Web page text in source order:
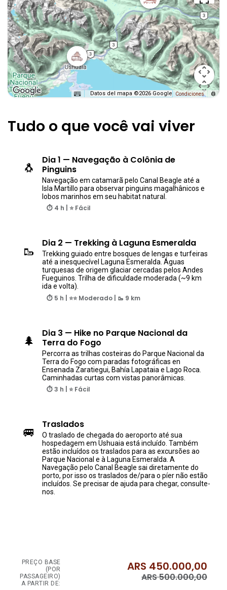
Datos del mapa ©2026 Google Condiciones
Tudo o que você vai viver
🐧
Dia 1 — Navegação à Colônia de
Pinguins
Navegação em catamarã pelo Canal Beagle até a
Isla Martillo para observar pinguins magalhânicos e
lobos marinhos em seu habitat natural.
⏱ 4 h | ⭐ Fácil
🥾
Dia 2 — Trekking à Laguna Esmeralda
Trekking guiado entre bosques de lengas e turfeiras
até a inesquecível Laguna Esmeralda. Águas
turquesas de origem glaciar cercadas pelos Andes
Fueguinos. Trilha de dificuldade moderada (~9 km
ida e volta).
⏱ 5 h | ⭐⭐ Moderado | 🥾 9 km
🌲
Dia 3 — Hike no Parque Nacional da
Terra do Fogo
Percorra as trilhas costeiras do Parque Nacional da
Terra do Fogo com paradas fotográficas en
Ensenada Zaratiegui, Bahía Lapataia e Lago Roca.
Caminhadas curtas com vistas panorâmicas.
⏱ 3 h | ⭐ Fácil
🚐
Traslados
O traslado de chegada do aeroporto até sua
hospedagem em Ushuaia está incluído. Também
estão incluídos os traslados para as excursões ao
Parque Nacional e à Laguna Esmeralda. A
Navegação pelo Canal Beagle sai diretamente do
porto, por isso os traslados de/para o píer não estão
incluídos. Se precisar de ajuda para chegar, consulte-
nos.
PREÇO BASE
(POR
PASSAGEIRO)
A PARTIR DE:
ARS 450.000,00
ARS500.000,00